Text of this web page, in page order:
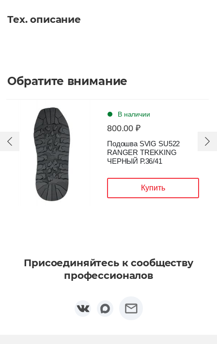
Тех. описание
Обратите внимание
В наличии
800.00 ₽
Подошва SVIG SU522
RANGER TREKKING
ЧЕРНЫЙ Р.36/41
Купить
Присоединяйтесь к сообществу
профессионалов